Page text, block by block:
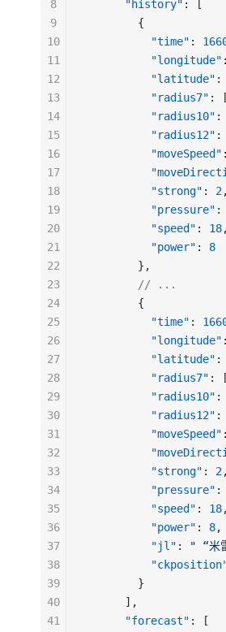
      "history"
: [
        {
          "time"
:
          "longitude"
          "latitude"
:
          "radius7"
: [
          "radius10"
:
          "radius12"
:
          "moveSpeed"
          "strong"
: 2,
          "pressure"
:
          "speed"
: 18,
          "power"
: 8
        },
        // ...
        {
          "time"
:
          "longitude"
          "latitude"
:
          "radius7"
: [
          "radius10"
:
          "radius12"
:
          "moveSpeed"
          "strong"
: 2,
          "pressure"
:
          "speed"
: 18,
          "power"
: 8,
          "jl"
: " “米
        }
      ],
      "forecast"
: [
8
9
10
11
12
13
14
15
16
17
18
19
20
21
22
23
24
25
26
27
28
29
30
31
32
33
34
35
36
37
38
39
40
41